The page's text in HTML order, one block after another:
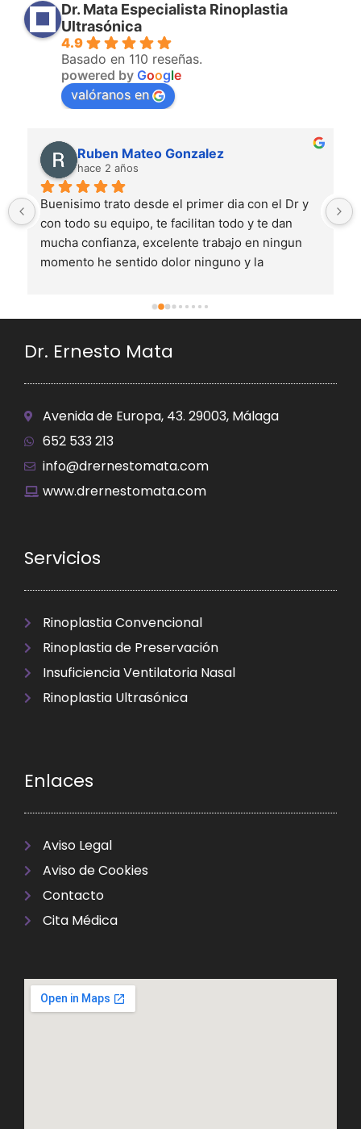
Dr. Mata Especialista Rinoplastia
Ultrasónica
4.9
Basado en 110 reseñas.
powered by Google
valóranos en
Ruben Mateo Gonzalez
hace 2 años
Buenisimo trato desde el primer dia con el Dr y
con todo su equipo, te facilitan todo y te dan
mucha confianza, excelente trabajo en ningun
momento he sentido dolor ninguno y la
contento con el resultado es mejor de lo que
esperaba
Dr. Ernesto Mata
Avenida de Europa, 43. 29003, Málaga
652 533 213
info@drernestomata.com
www.drernestomata.com
Servicios
Rinoplastia Convencional
Rinoplastia de Preservación
Insuficiencia Ventilatoria Nasal
Rinoplastia Ultrasónica
Enlaces
Aviso Legal
Aviso de Cookies
Contacto
Cita Médica